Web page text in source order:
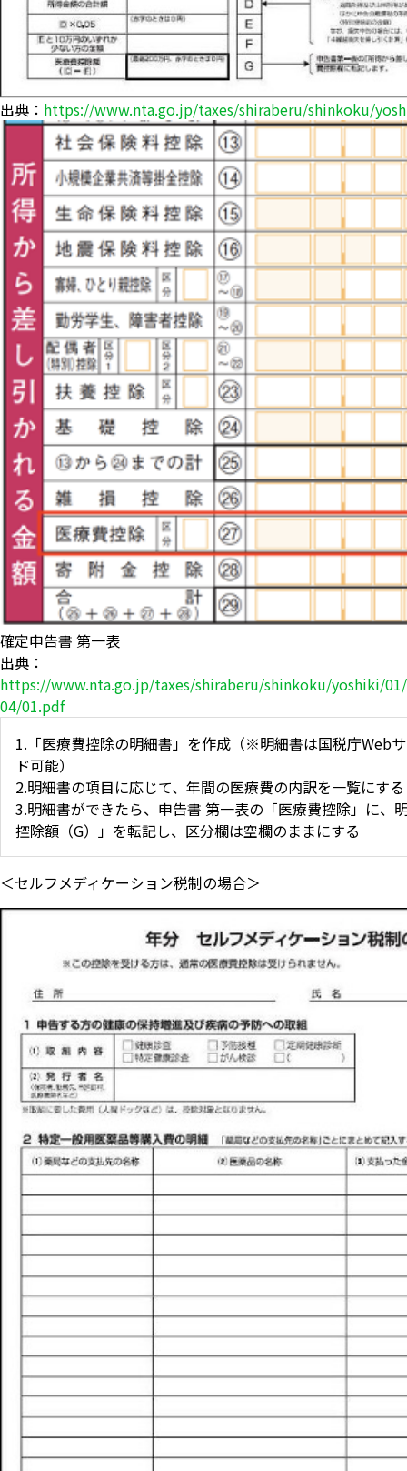
出典： https://www.nta.go.jp/taxes/shiraberu/shinkoku/
確定申告書 第一表
出典：
https://www.nta.go.jp/taxes/shiraberu/shinkoku/yoshiki/
04/01.pdf
1.「医療費控除の明細書」を作成（※明細書は国税庁Web
ド可能）
2.明細書の項目に応じて、年間の医療費の内訳を一覧にする
3.明細書ができたら、申告書 第一表の「医療費控除」に、
控除額（G）」を転記し、区分欄は空欄のままにする
＜セルフメディケーション税制の場合＞
いますぐ無料登録